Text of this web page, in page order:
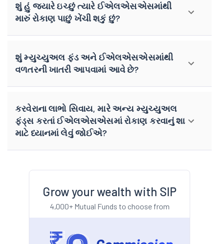
શું હું જ્યારે ઇચ્છું ત્યારે ઈએલએસએસમાંથી
મારું રોકાણ પાછું ખેંચી શકું છું?
શું મ્યુચ્યુઅલ ફંડ અને ઈએલએસએસમાંથી
વળતરની ખાતરી આપવામાં આવે છે?
કરવેરાના લાભો સિવાય, મારે અન્ય મ્યુચ્યુઅલ
ફંડ્સ કરતાં ઈએલએસએસમાં રોકાણ કરવાનું શા
માટે ધ્યાનમાં લેવું જોઈએ?
Grow your wealth with SIP
4,000+ Mutual Funds to choose from